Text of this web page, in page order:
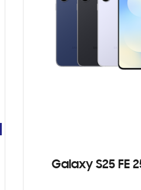
Galaxy S25 FE